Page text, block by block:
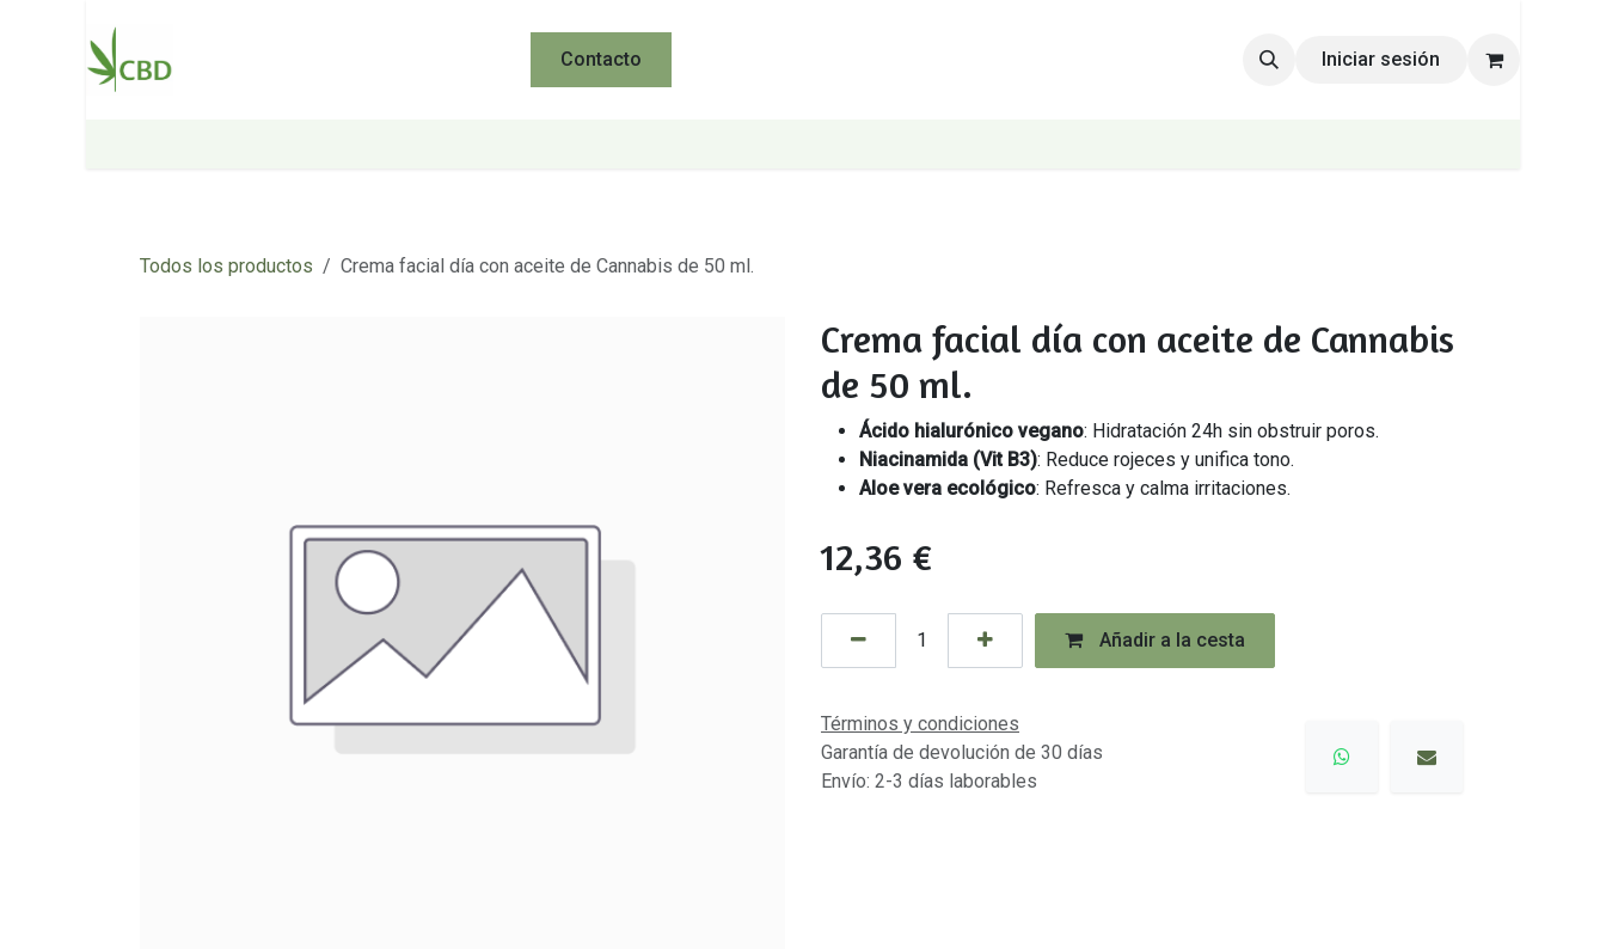
Contacto Iniciar sesión
Todos los productos Crema facial día con aceite de Cannabis de 50 ml.
Crema facial día con aceite de Cannabis
de 50 ml.
Ácido hialurónico vegano: Hidratación 24h sin obstruir poros.
Niacinamida (Vit B3): Reduce rojeces y unifica tono.
Aloe vera ecológico: Refresca y calma irritaciones.
12,36 €
Añadir a la cesta
Términos y condiciones
Garantía de devolución de 30 días
Envío: 2-3 días laborables